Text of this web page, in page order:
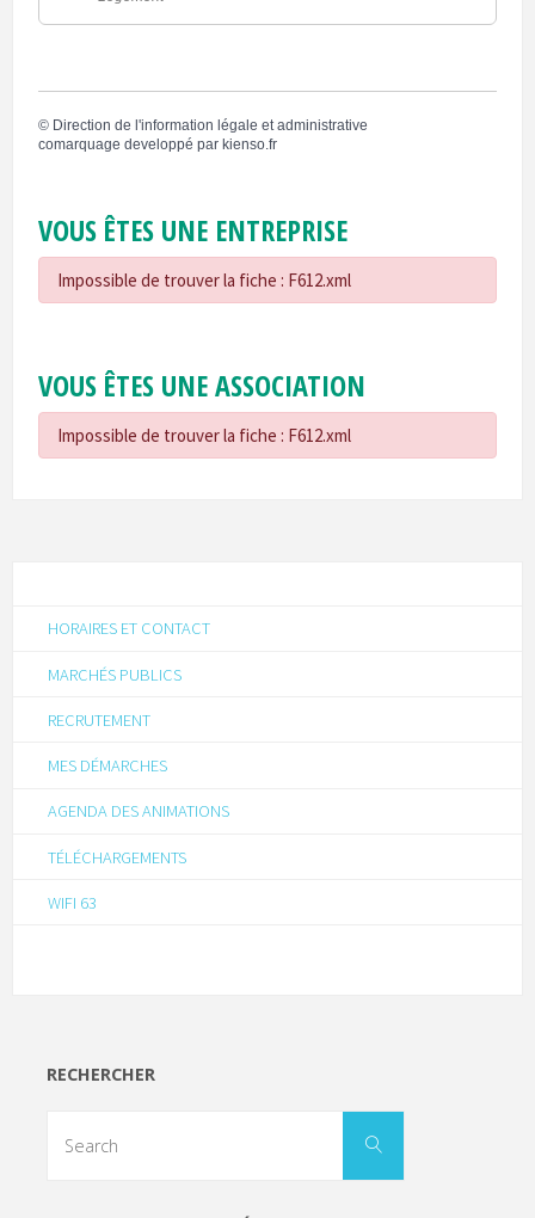
© Direction de l'information légale et administrative
comarquage developpé parkienso.fr
VOUS ÊTES UNE ENTREPRISE
Impossible de trouver la fiche : F612.xml
VOUS ÊTES UNE ASSOCIATION
Impossible de trouver la fiche : F612.xml
HORAIRES ET CONTACT
MARCHÉS PUBLICS
RECRUTEMENT
MES DÉMARCHES
AGENDA DES ANIMATIONS
TÉLÉCHARGEMENTS
WIFI 63
RECHERCHER